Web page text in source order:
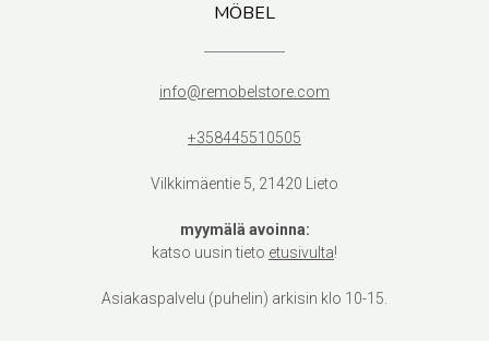
MÖBEL
info@remobelstore.com
+358445510505
Vilkkimäentie 5, 21420 Lieto
myymälä avoinna:
katso uusin tieto etusivulta!
Asiakaspalvelu (puhelin) arkisin klo 10-15.